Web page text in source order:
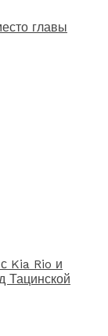
главы
Kia Rio и
Тацинской